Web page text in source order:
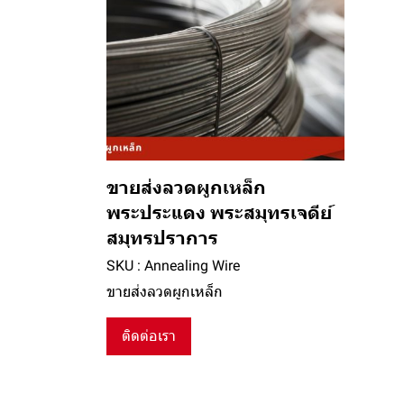
ขายส่งลวดผูกเหล็ก
พระประแดง พระสมุทรเจดีย์
สมุทรปราการ
SKU : Annealing Wire
ขายส่งลวดผูกเหล็ก
ติดต่อเรา